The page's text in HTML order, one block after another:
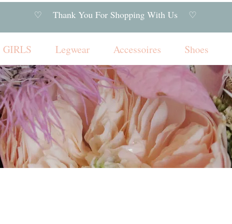
♡ Thank You For Shopping With Us ♡
GIRLS Legwear Accessoires Shoes